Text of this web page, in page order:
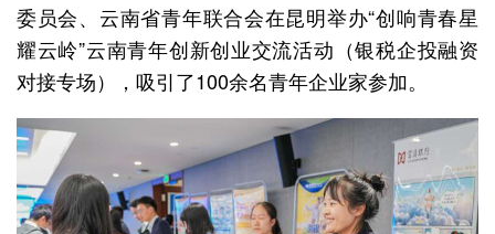
委员会、云南省青年联合会在昆明举办“创响青春星
耀云岭”云南青年创新创业交流活动（银税企投融资
对接专场），吸引了100余名青年企业家参加。